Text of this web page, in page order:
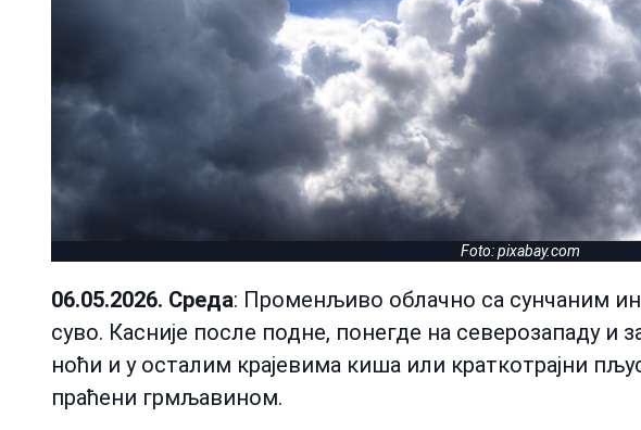
Foto: pixabay.com
06.05.2026. Среда: Променљиво облачно са сунчаним
суво. Касније после подне, понегде на северозападу и
ноћи и у осталим крајевима киша или краткотрајни
праћени грмљавином.